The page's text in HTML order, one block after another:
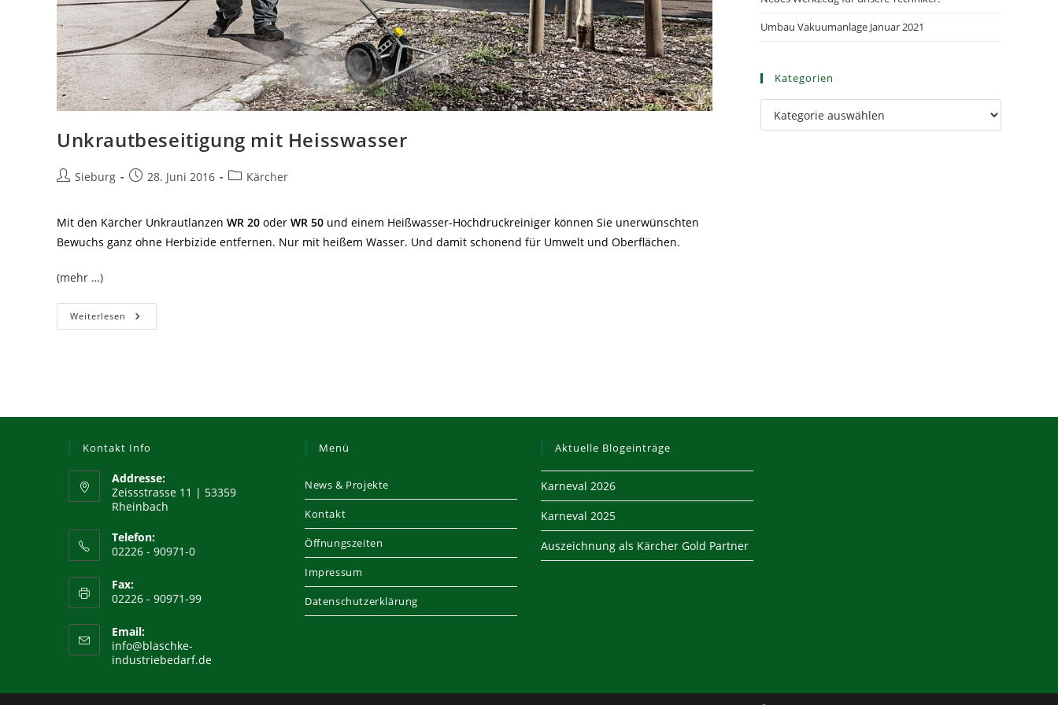
Unkrautbeseitigung mit Heisswasser
Beitrags-
Sieburg
Beitrag28. Juni 2016
Beitrags-
Kärcher
Mit den Kärcher Unkrautlanzen WR 20 oder WR 50 und einem Heißwasser-Hochdruckreiniger können Sie unerwünschten
Bewuchs ganz ohne Herbizide entfernen. Nur mit heißem Wasser. Und damit schonend für Umwelt und Oberflächen.
(mehr …)
Weiterlesen Unkrautbeseitigung
Mit
Umbau Vakuumanlage Januar 2021
Kategorien
Kategorien
Kontakt Info
Addresse:
Zeissstrasse 11 | 53359
Rheinbach
Telefon:
02226 - 90971-0
Fax:
02226 - 90971-99
Email:
info@blaschke-
industriebedarf.deOpens
Menü
News & Projekte
Kontakt
Öffnungszeiten
Impressum
Datenschutzerklärung
Aktuelle Blogeinträge
Karneval 2026
Karneval 2025
Auszeichnung als Kärcher Gold Partner